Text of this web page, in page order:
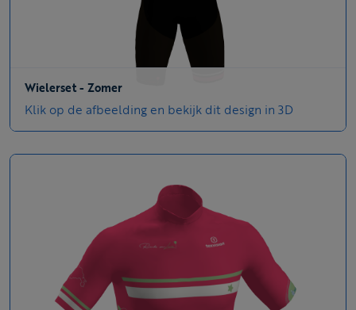
Wielerset - Zomer
Klik op de afbeelding en bekijk dit design in 3D